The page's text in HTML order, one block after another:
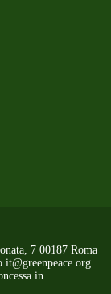
7 00187 Roma
in